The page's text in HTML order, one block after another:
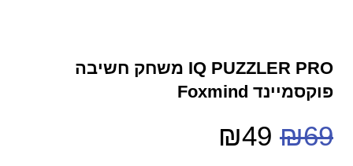
IQ PUZZLER PRO משחק חשיבה
פוקסמיינד Foxmind
₪69
₪49